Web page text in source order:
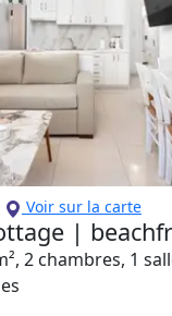
Voir sur la carte
|
2 chambres, 1